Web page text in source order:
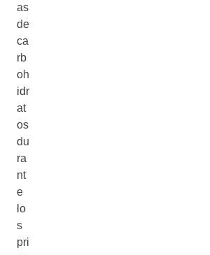
as
de
ca
rb
oh
idr
at
os
du
ra
nt
e
lo
s
pri